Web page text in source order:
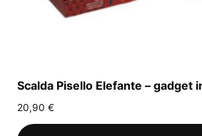
Scalda Pisello Elefante – gadget
20,90 €